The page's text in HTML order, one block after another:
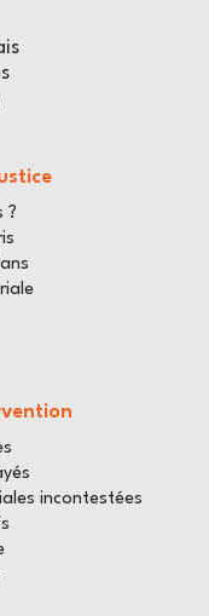
?
incontestées